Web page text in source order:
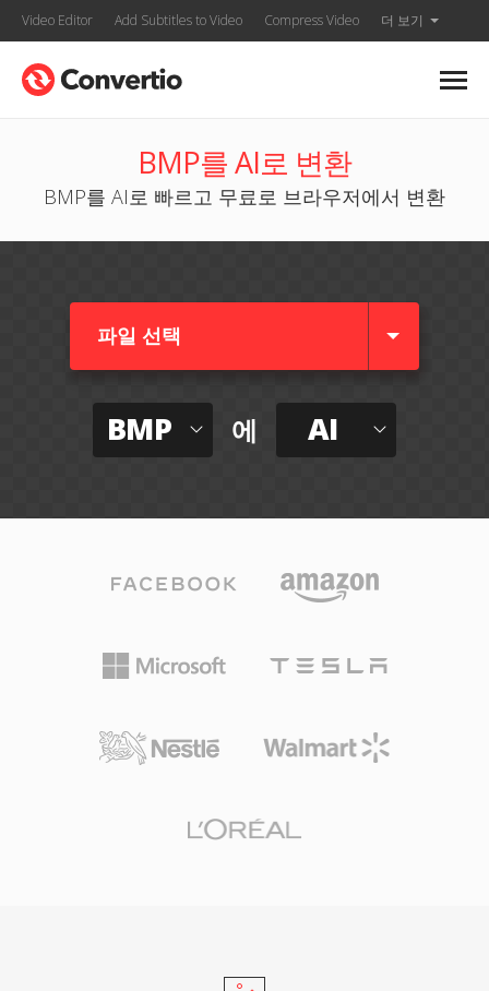
Video Editor Add Subtitles to Video Compress Video 더 보기
BMP를 AI로 변환
BMP를 AI로 빠르고 무료로 브라우저에서 변환
파일 선택
BMP 에 AI